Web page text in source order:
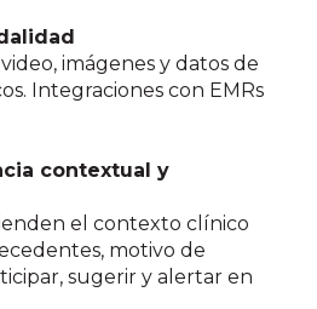
imágenes y datos de
Integraciones con EMRs
contextual y
el contexto clínico
motivo de
sugerir y alertar en